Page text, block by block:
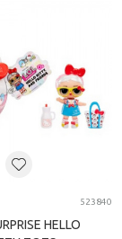
523840
HELLO